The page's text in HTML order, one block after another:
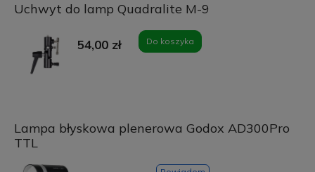
Uchwyt do lamp Quadralite M-9
54,00 zł Do koszyka
Lampa błyskowa plenerowa Godox AD300Pro
TTL